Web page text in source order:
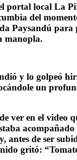
portal local La
del
Paysandú para
manopla.
y lo golpeó
un
ver en el video
antes de ser
gritó: